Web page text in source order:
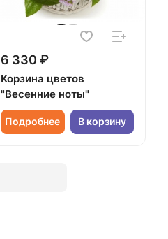
6 330 ₽
Корзина цветов
"Весенние ноты"
Подробнее В корзину